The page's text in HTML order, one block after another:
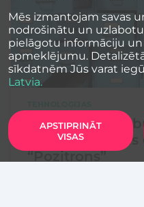
Nākamgad
fiziski
“Pozitrons”
Mēs izmantojam savas
nodrošinātu un
pielāgotu informāciju
apmeklējumu.
sīkdatnēm Jūs varat
Latvia.
APSTIPRINĀT
VISAS